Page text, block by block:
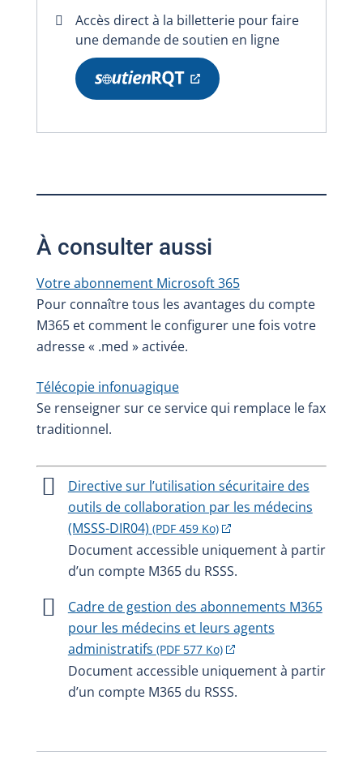
Accès direct à la billetterie pour faire
une demande de soutien en ligne
À consulter aussi
Votre abonnement Microsoft 365
Pour connaître tous les avantages du compte
M365 et comment le configurer une fois votre
adresse « .med » activée.
Télécopie infonuagique
Se renseigner sur ce service qui remplace le fax
traditionnel.
Directive sur l’utilisation sécuritaire des
outils de collaboration par les médecins
(MSSS-DIR04) (PDF 459 Ko)
Document accessible uniquement à partir
d’un compte M365 du RSSS.
Cadre de gestion des abonnements M365
pour les médecins et leurs agents
administratifs (PDF 577 Ko)
Document accessible uniquement à partir
d’un compte M365 du RSSS.